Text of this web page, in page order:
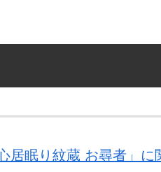
居眠り紋蔵 お尋者」に